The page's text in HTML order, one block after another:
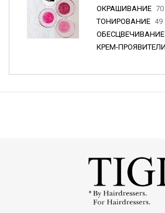
ОКРАШИВАНИЕ 70
ТОНИРОВАНИЕ 49
ОБЕСЦВЕЧИВАНИЕ
КРЕМ-ПРОЯВИТЕЛИ